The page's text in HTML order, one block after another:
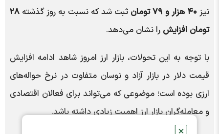
نیز۴۰ هزار و ۷۹ تومان ثبت شد که نسبت به روز گذشته ۲۸
تومان افزایش را نشان می‌دهد.
با توجه به این تحولات، بازار ارز امروز شاهد ادامه افزایش
قیمت دلار در بازار آزاد و نوسان متفاوت در نرخ حواله‌های
ارزی بوده است؛ موضوعی که می‌تواند برای فعالان اقتصادی
و معامله‌گران بازار ارز اهمیت زیادی داشته باشد.